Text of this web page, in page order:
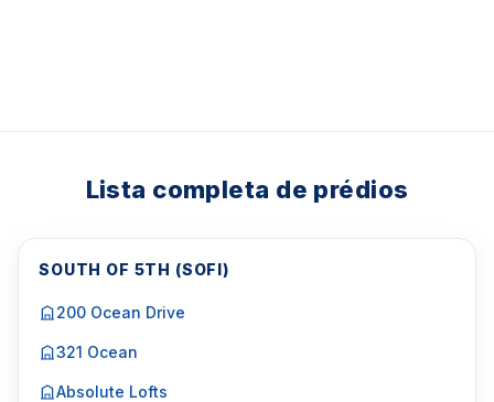
Lista completa de prédios
SOUTH OF 5TH (SOFI)
200 Ocean Drive
321 Ocean
Absolute Lofts